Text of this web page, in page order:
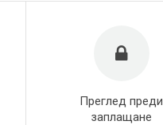
Преглед преди
заплащане